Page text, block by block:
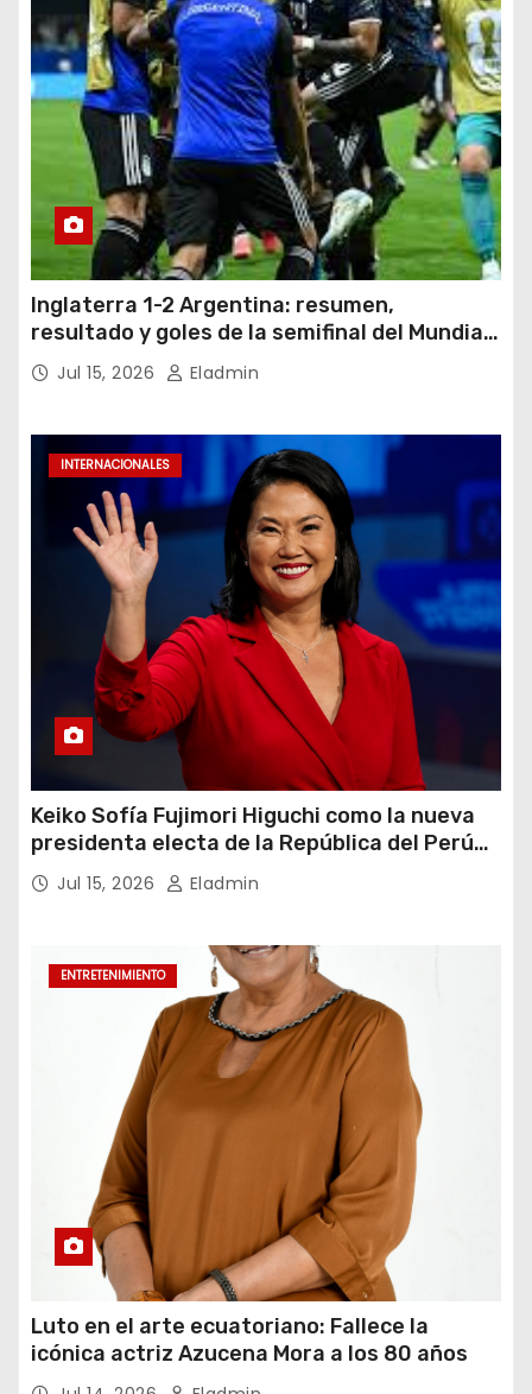
Inglaterra 1-2 Argentina: resumen,
resultado y goles de la semifinal del Mundial
2026Jul 15, 2026 Eladmin
INTERNACIONALES
Keiko Sofía Fujimori Higuchi como la nueva
presidenta electa de la República del Perú
para el periodo constitucional 2026-2031
Jul 15, 2026 Eladmin
ENTRETENIMIENTO
Luto en el arte ecuatoriano: Fallece la
icónica actriz Azucena Mora a los 80 años